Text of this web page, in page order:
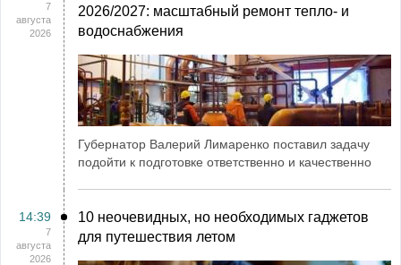
7
августа
2026
2026/2027: масштабный ремонт тепло- и
водоснабжения
Губернатор Валерий Лимаренко поставил задачу
подойти к подготовке ответственно и качественно
14:39
7
августа
2026
10 неочевидных, но необходимых гаджетов
для путешествия летом